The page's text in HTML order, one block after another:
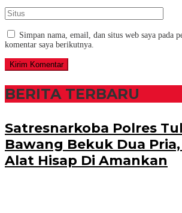
Simpan nama, email, dan situs web saya pada
komentar saya berikutnya.
BERITA TERBARU
Satresnarkoba Polres
Bawang Bekuk Dua
Alat Hisap Di Amankan